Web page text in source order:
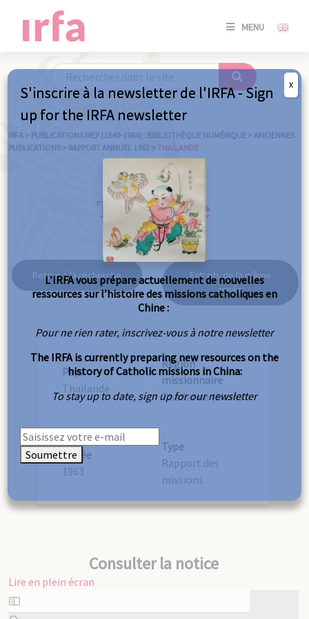
MENU
SE
/
IRFA > PUBLICATIONS MEP (1840-1964) : BIBLIOTHÈQUE NUMÉRIQUE > ANCIENNES
PUBLICATIONS > RAPPORT ANNUEL 1963 > THAÏLANDE
Thaïlande
Retour à la recherche
Extraits de la même
année
Pays
Thaïlande
Région
missionnaire
Thaïlande (Siam)
Année
1963
Type
Rapport des
missions
Consulter la notice
Lire en plein écran
Aller
au
S'inscrire à la newsletter de l'IRFA - Sign
up for the IRFA newsletter
L’IRFA vous prépare actuellement de nouvelles
ressources sur l’histoire des missions catholiques en
Chine :
Pour ne rien rater, inscrivez-vous à notre newsletter
The IRFA is currently preparing new resources on the
history of Catholic missions in China:
To stay up to date, sign up for our newsletter
Soumettre
X